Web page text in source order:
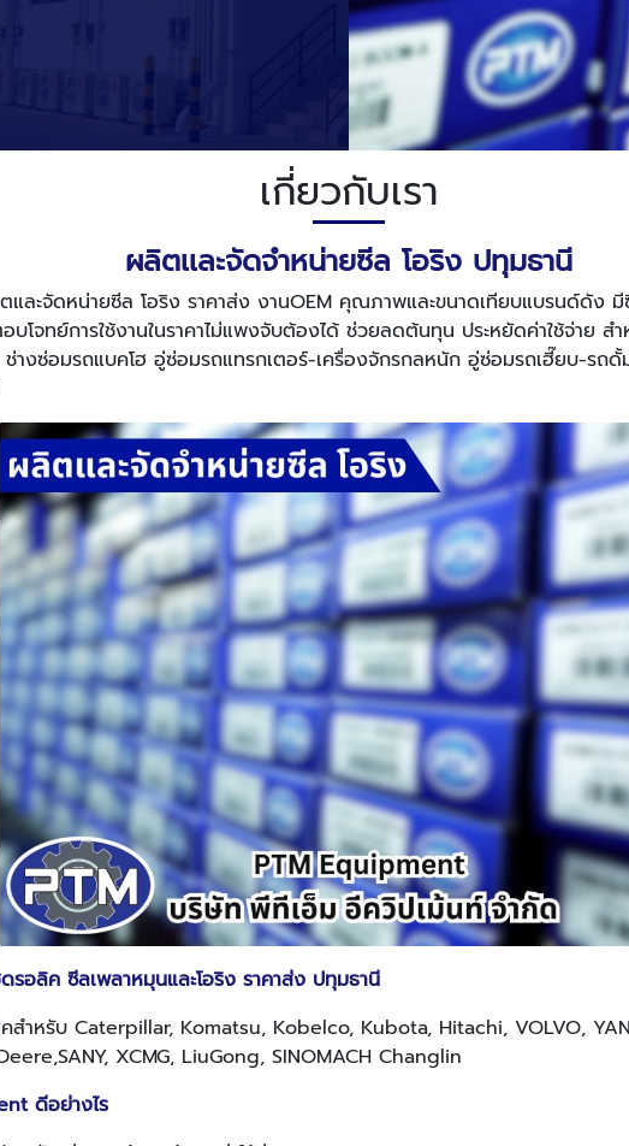
เกี่ยวกับเรา
ผลิตเเละจัดจำหน่ายซีล โอริง ปทุมธานี
ละจัดหน่ายซีล โอริง ราคาส่ง งานOEM คุณภาพและขนาดเทียบแบรนด์ดัง
โจทย์การใช้งานในราคาไม่แพงจับต้องได้ ช่วยลดต้นทุน ประหยัดค่าใช้จ่าย ส
ช่างซ่อมรถแบคโฮ อู่ซ่อมรถแทรกเตอร์-เครื่องจักรกลหนัก อู่ซ่อมรถเฮี๊ยบ-รถดั้
รอลิค ซีลเพลาหมุนและโอริง ราคาส่ง ปทุมธานี
สำหรับ Caterpillar, Komatsu, Kobelco, Kubota, Hitachi, VOLVO,
XCMG, LiuGong, SINOMACH Changlin
ดีอย่างไร